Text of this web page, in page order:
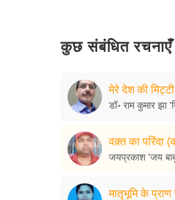
कुछ संबंधित रचनाएँ
मेरे देश की
डॉ॰ राम कुमार झा
वक़्त का परिंदा
जयप्रकाश 'जय
मातृभूमि के प्राण